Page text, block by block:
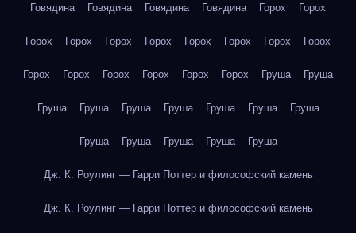
Говядина Говядина Говядина Говядина Горох Горох
Горох Горох Горох Горох Горох Горох Горох Горох
Горох Горох Горох Горох Горох Горох Груша Груша
Груша Груша Груша Груша Груша Груша Груша
Груша Груша Груша Груша Груша
Дж. К. Роулинг — Гарри Поттер и философский камень
Дж. К. Роулинг — Гарри Поттер и философский камень